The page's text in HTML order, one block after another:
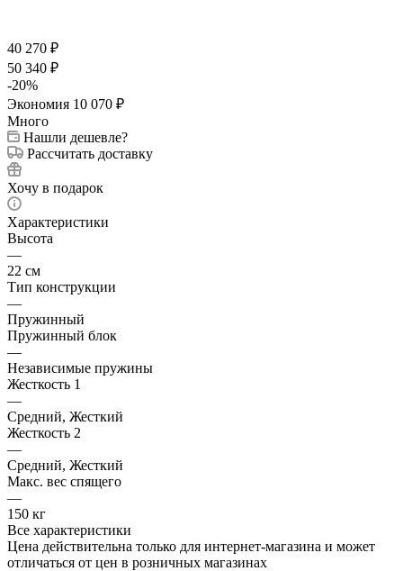
40 270 ₽
50 340 ₽
-20%
Экономия 10 070 ₽
Много
Нашли дешевле?
Рассчитать доставку
Хочу в подарок
Характеристики
Высота
—
22 см
Тип конструкции
—
Пружинный
Пружинный блок
—
Независимые пружины
Жесткость 1
—
Средний, Жесткий
Жесткость 2
—
Средний, Жесткий
Макс. вес спящего
—
150 кг
Все характеристики
Цена действительна только для интернет-магазина и может
отличаться от цен в розничных магазинах